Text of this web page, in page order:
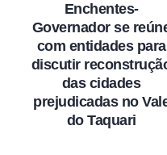
Enchentes-
Governador se
com entidades para
discutir
das cidades
prejudicadas no
do Taquari